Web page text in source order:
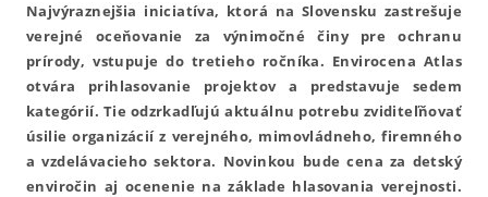
Najvýraznejšia iniciatíva, ktorá na Slovensku zastrešuje
verejné oceňovanie za výnimočné činy pre ochranu
prírody, vstupuje do tretieho ročníka. Envirocena Atlas
otvára prihlasovanie projektov a predstavuje sedem
kategórií. Tie odzrkadľujú aktuálnu potrebu zviditeľňovať
úsilie organizácií z verejného, mimovládneho, firemného
a vzdelávacieho sektora. Novinkou bude cena za detský
enviročin aj ocenenie na základe hlasovania verejnosti.